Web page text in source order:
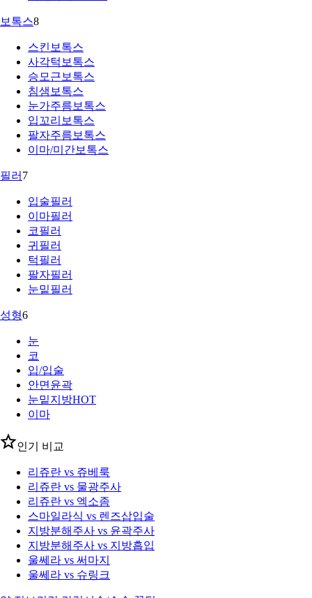
보톡스8
스킨보톡스
사각턱보톡스
승모근보톡스
침샘보톡스
눈가주름보톡스
입꼬리보톡스
팔자주름보톡스
이마/미간보톡스
필러 7
입술필러
이마필러
코필러
귀필러
턱필러
팔자필러
눈밑필러
성형6
눈
코
입/입술
안면윤곽
눈밑지방HOT
이마
인기 비교
리쥬란 vs 쥬베룩
리쥬란 vs 물광주사
리쥬란 vs 엑소좀
스마일라식 vs 렌즈삽입술
지방분해주사 vs 윤곽주사
지방분해주사 vs 지방흡입
울쎄라 vs 써마지
울쎄라 vs 슈링크